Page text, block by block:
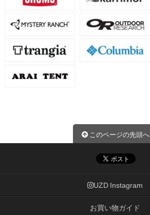
このページの先頭へ
UZD Instagram
お買い物ガイド